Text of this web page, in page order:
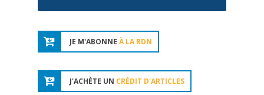
JE M'ABONNE À LA RDN
J'ACHÈTE UN CRÉDIT D'ARTICLES